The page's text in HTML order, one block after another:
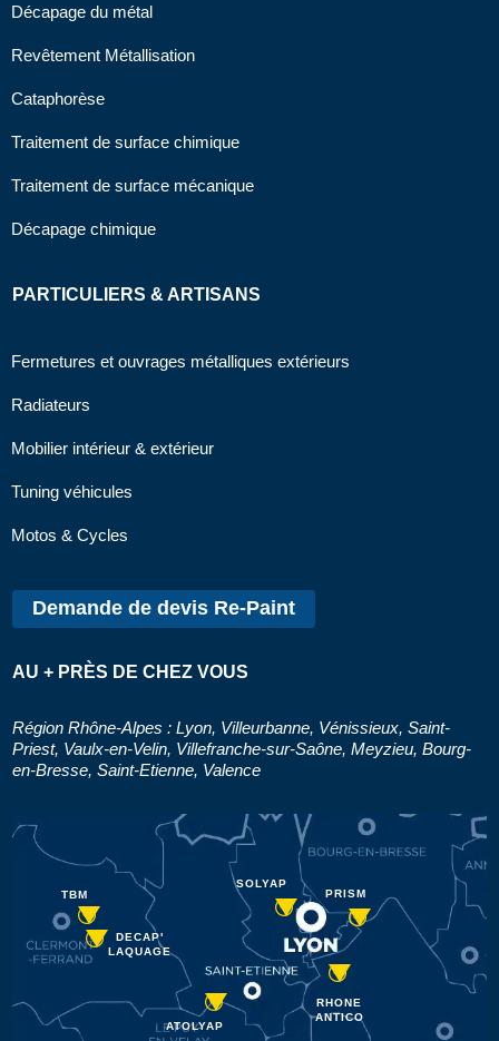
Décapage du métal
Revêtement Métallisation
Cataphorèse
Traitement de surface chimique
Traitement de surface mécanique
Décapage chimique
PARTICULIERS & ARTISANS
Fermetures et ouvrages métalliques extérieurs
Radiateurs
Mobilier intérieur & extérieur
Tuning véhicules
Motos & Cycles
Demande de devis Re-Paint
AU + PRÈS DE CHEZ VOUS
Région Rhône-Alpes : Lyon, Villeurbanne, Vénissieux, Saint-
Priest, Vaulx-en-Velin, Villefranche-sur-Saône, Meyzieu, Bourg-
en-Bresse, Saint-Etienne, Valence